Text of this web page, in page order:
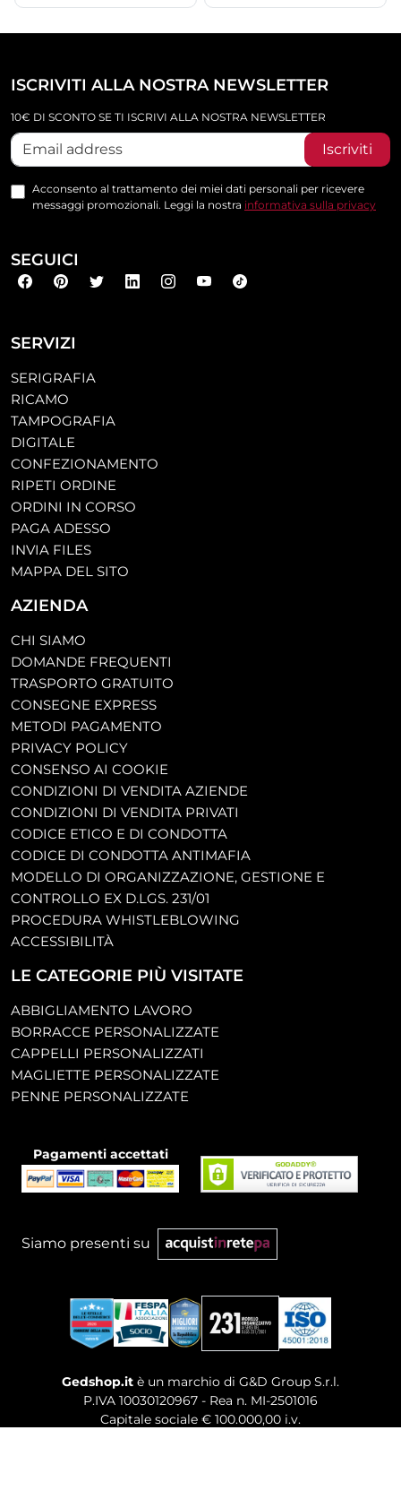
SERVIZI
SERIGRAFIA
RICAMO
TAMPOGRAFIA
DIGITALE
CONFEZIONAMENTO
RIPETI ORDINE
ORDINI IN CORSO
PAGA ADESSO
INVIA FILES
MAPPA DEL SITO
AZIENDA
CHI SIAMO
DOMANDE FREQUENTI
TRASPORTO GRATUITO
CONSEGNE EXPRESS
METODI PAGAMENTO
PRIVACY POLICY
CONSENSO AI COOKIE
CONDIZIONI DI VENDITA AZIENDE
CONDIZIONI DI VENDITA PRIVATI
CODICE ETICO E DI CONDOTTA
CODICE DI CONDOTTA ANTIMAFIA
MODELLO DI ORGANIZZAZIONE, GESTIONE E
CONTROLLO EX D.LGS. 231/01
PROCEDURA WHISTLEBLOWING
ACCESSIBILITÀ
LE CATEGORIE PIÙ VISITATE
ABBIGLIAMENTO LAVORO
BORRACCE PERSONALIZZATE
CAPPELLI PERSONALIZZATI
MAGLIETTE PERSONALIZZATE
PENNE PERSONALIZZATE
ISCRIVITI ALLA NOSTRA NEWSLETTER
10€ DI SCONTO SE TI ISCRIVI ALLA NOSTRA NEWSLETTER
Iscriviti
Acconsento al trattamento dei miei dati personali per ricevere
messaggi promozionali. Leggi la nostra informativa sulla privacy
SEGUICI
Pagamenti accettati
Siamo presenti su
Gedshop.it è un marchio di G&D Group S.r.l.
P.IVA 10030120967 - Rea n. MI-2501016
Capitale sociale € 100.000,00 i.v.